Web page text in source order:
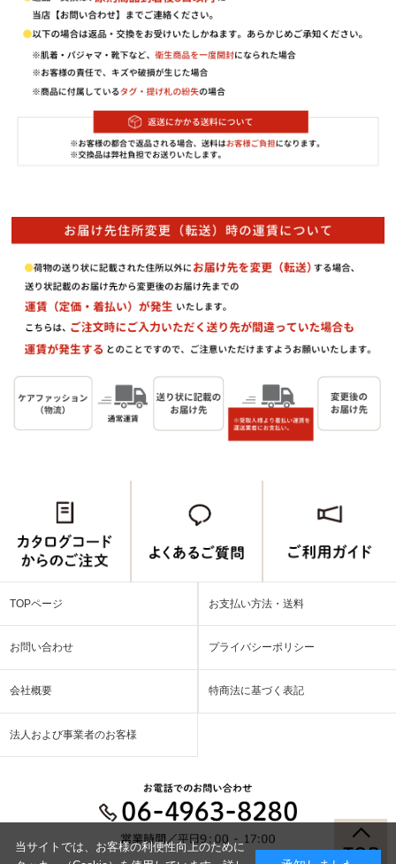
TOPページ お支払い方法・送料
お問い合わせ プライバシーポリシー
会社概要 特商法に基づく表記
法人および事業者のお客様
当サイトでは、お客様の利便性向上のために